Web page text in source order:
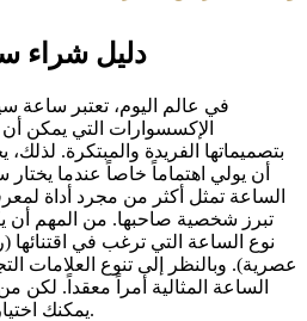
دليل شراء
في عالم اليوم، تعتبر ساعة
الإكسسوارات التي يمكن أن
بتصميماتها الفريدة والمبتكرة.
أن يولي اهتماماً خاصاً عندما
الساعة تمثل أكثر من مجرد أداة
تبرز شخصية صاحبها. من المهم
نوع الساعة التي ترغب في اقتنائها
عصرية). وبالنظر إلى تنوع العلامات
الساعة المثالية أمراً معقداً. لكن
يمكنك اختيار الساعة المثالية بكل سهولة.